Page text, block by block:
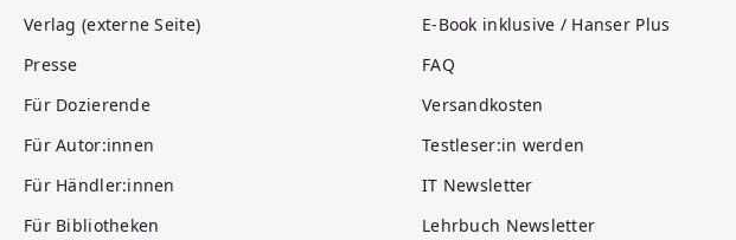
Verlag (externe Seite)
Presse
Für Dozierende
Für Autor:innen
Für Händler:innen
Für Bibliotheken
E-Book inklusive / Hanser Plus
FAQ
Versandkosten
Testleser:in werden
IT Newsletter
Lehrbuch Newsletter